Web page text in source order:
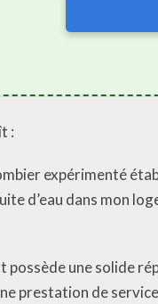
:
expérimenté
d’eau dans mon
possède une solide
prestation de